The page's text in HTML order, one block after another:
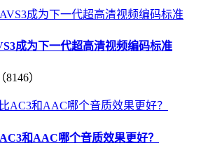
成为下一代超高清视频编码标准
8146）
和AAC哪个音质效果更好？